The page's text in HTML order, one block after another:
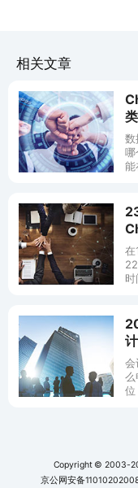
相关文章
数
哪
能
在
会
么
位
Copyright © 2003-
京公网安备